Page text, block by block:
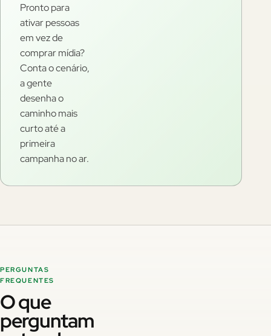
Pronto para
ativar pessoas
em vez de
comprar mídia?
Conta o cenário,
a gente
desenha o
caminho mais
curto até a
primeira
campanha no ar.
PERGUNTAS
FREQUENTES
O que
perguntam